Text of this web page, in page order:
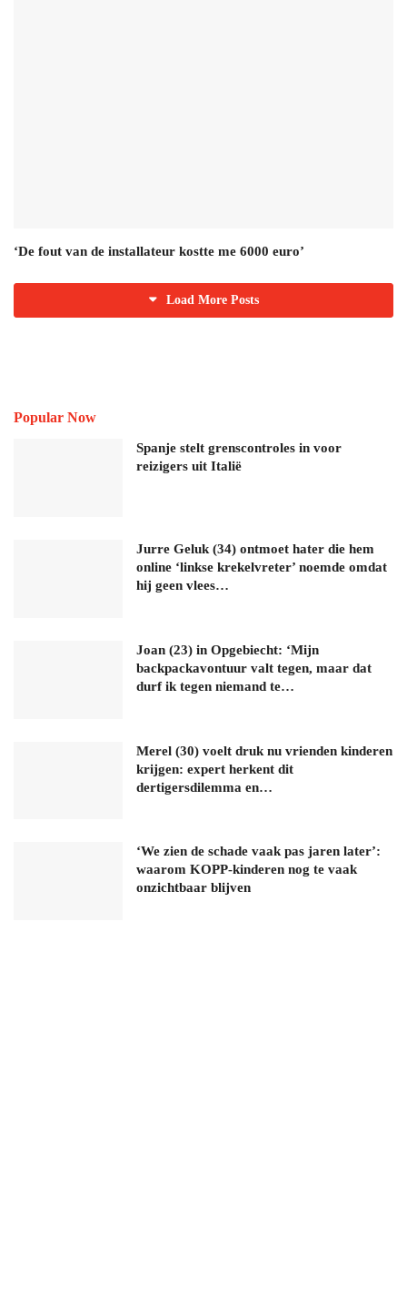
‘De fout van de installateur kostte me 6000 euro’
Load More Posts
Popular Now
Spanje stelt grenscontroles in voor
reizigers uit Italië
Jurre Geluk (34) ontmoet hater die hem
online ‘linkse krekelvreter’ noemde omdat
hij geen vlees…
Joan (23) in Opgebiecht: ‘Mijn
backpackavontuur valt tegen, maar dat
durf ik tegen niemand te…
Merel (30) voelt druk nu vrienden kinderen
krijgen: expert herkent dit
dertigersdilemma en…
‘We zien de schade vaak pas jaren later’:
waarom KOPP-kinderen nog te vaak
onzichtbaar blijven